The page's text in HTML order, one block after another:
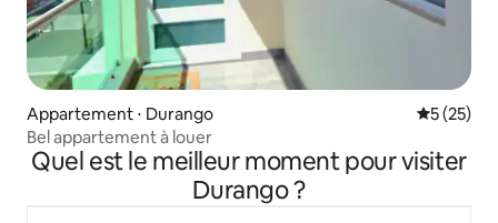
Appartement ⋅ Durango
5 (25)
Bel appartement à louer
Quel est le meilleur moment pour visiter
Durango ?